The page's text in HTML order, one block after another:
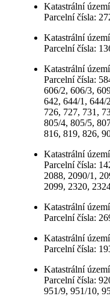
Katastrální
Parcelní čísla:
Katastrální
Parcelní čísla:
Katastrální
Parcelní čísla:
606/2, 606/3,
642, 644/1, 644/
726, 727, 731,
805/4, 805/5,
816, 819, 826,
Katastrální
Parcelní čísla:
2088, 2090/1,
2099, 2320,
Katastrální
Parcelní čísla:
Katastrální
Parcelní čísla:
Katastrální
Parcelní čísla:
951/9, 951/10,